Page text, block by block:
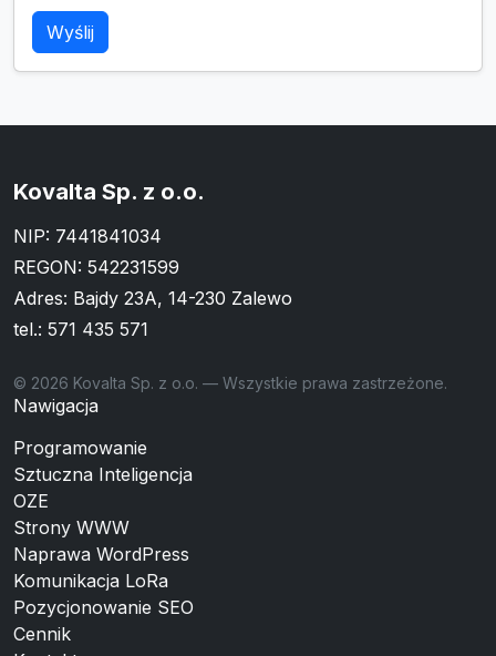
Wyślij
Kovalta Sp. z o.o.
NIP: 7441841034
REGON: 542231599
Adres: Bajdy 23A, 14-230 Zalewo
tel.: 571 435 571
© 2026 Kovalta Sp. z o.o. — Wszystkie prawa zastrzeżone.
Nawigacja
Programowanie
Sztuczna Inteligencja
OZE
Strony WWW
Naprawa WordPress
Komunikacja LoRa
Pozycjonowanie SEO
Cennik